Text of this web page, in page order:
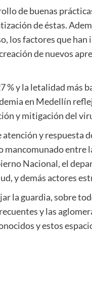
de buenas
de éstas.
los factores que
de nuevos
% y la letalidad más
en Medellín
y mitigación del
atención y respuesta
mancomunado
Nacional, el
y demás actores
la guardia, sobre
y las
y estos